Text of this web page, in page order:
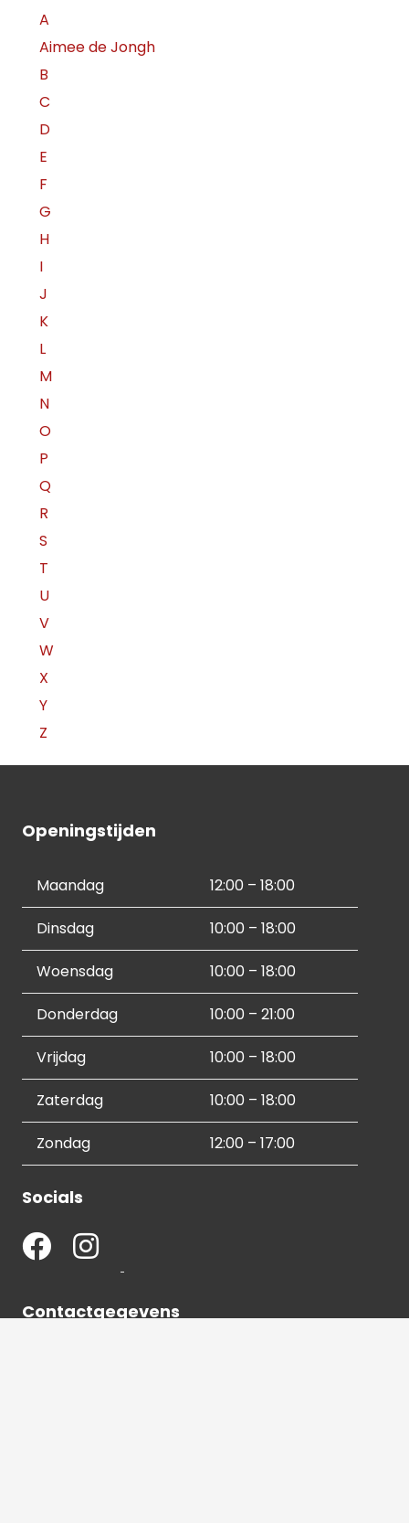
A
Aimee de Jongh
B
C
D
E
F
G
H
I
J
K
L
M
N
O
P
Q
R
S
T
U
V
W
X
Y
Z
Openingstijden
Maandag 12:00 – 18:00
Dinsdag 10:00 – 18:00
Woensdag 10:00 – 18:00
Donderdag 10:00 – 21:00
Vrijdag 10:00 – 18:00
Zaterdag 10:00 – 18:00
Zondag 12:00 – 17:00
Socials
Contactgegevens